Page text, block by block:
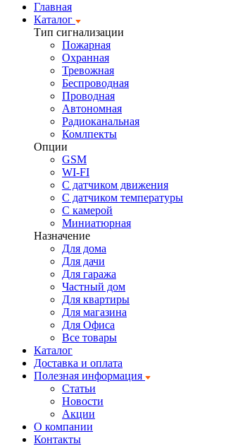
Главная
Каталог
Тип сигнализации
Пожарная
Охранная
Тревожная
Беспроводная
Проводная
Автономная
Радиоканальная
Комлпекты
Опции
GSM
WI-FI
С датчиком движения
С датчиком температуры
С камерой
Миниатюрная
Назначение
Для дома
Для дачи
Для гаража
Частный дом
Для квартиры
Для магазина
Для Офиса
Все товары
Каталог
Доставка и оплата
Полезная информация
Статьи
Новости
Акции
О компании
Контакты